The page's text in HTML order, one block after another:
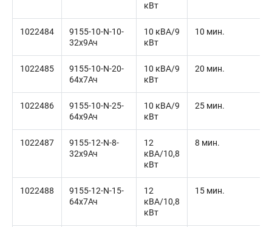
кВт
1022484
9155-10-N-10-
32x9Ач
10 кВА/9
кВт
10 мин.
1022485
9155-10-N-20-
64x7Ач
10 кВА/9
кВт
20 мин.
1022486
9155-10-N-25-
64x9Ач
10 кВА/9
кВт
25 мин.
1022487
9155-12-N-8-
32x9Ач
12
кВА/10,8
кВт
8 мин.
1022488
9155-12-N-15-
64x7Ач
12
кВА/10,8
кВт
15 мин.